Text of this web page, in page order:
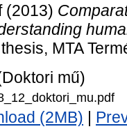
(2013)
MTA
mű)
(2MB)